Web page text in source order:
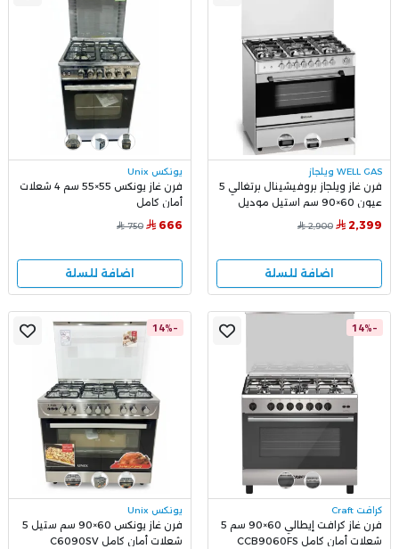
WELL GAS ويلجاز
فرن غاز ويلجاز بروفيشينال برتغالي 5
عيون 60×90 سم استيل موديل
GCW 99SS
2,399
2,900
اضافة للسلة
يونكس Unix
فرن غاز يونكس 55×55 سم 4 شعلات
أمان كامل
666
750
اضافة للسلة
-14%
كرافت Craft
فرن غاز كرافت إيطالي 60×90 سم 5
شعلات أمان كامل CCB9060FS
-14%
يونكس Unix
فرن غاز يونكس 60×90 سم ستيل 5
شعلات أمان كامل C6090SV